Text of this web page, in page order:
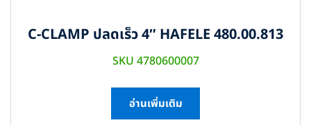
C-CLAMP ปลดเร็ว 4″ HAFELE 480.00.813
SKU 4780600007
อ่านเพิ่มเติม